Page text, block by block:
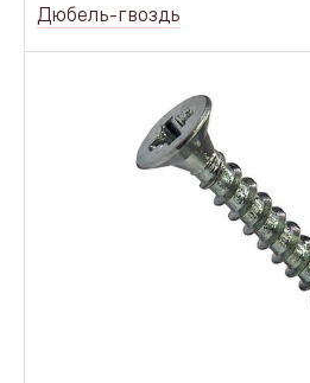
Дюбель-гвоздь